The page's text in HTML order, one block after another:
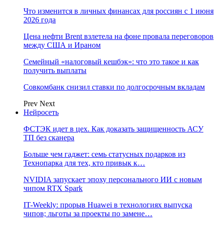
Что изменится в личных финансах для россиян с 1 июня
2026 года
Цена нефти Brent взлетела на фоне провала переговоров
между США и Ираном
Семейный «налоговый кешбэк»: что это такое и как
получить выплаты
Совкомбанк снизил ставки по долгосрочным вкладам
Prev Next
Нейросеть
ФСТЭК идет в цех. Как доказать защищенность АСУ
ТП без сканера
Больше чем гаджет: семь статусных подарков из
Технопарка для тех, кто привык к…
NVIDIA запускает эпоху персонального ИИ с новым
чипом RTX Spark
IT-Weekly: прорыв Huawei в технологиях выпуска
чипов; льготы за проекты по замене…